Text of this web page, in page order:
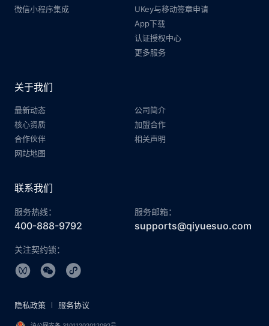
微信小程序集成
UKey与移动签章申请
App下载
认证授权中心
更多服务
关于我们
最新动态
公司简介
核心资质
加盟合作
合作伙伴
相关声明
网站地图
联系我们
服务热线：
400-888-9792
服务邮箱：
supports@qiyuesuo.com
关注契约锁：
隐私政策 服务协议